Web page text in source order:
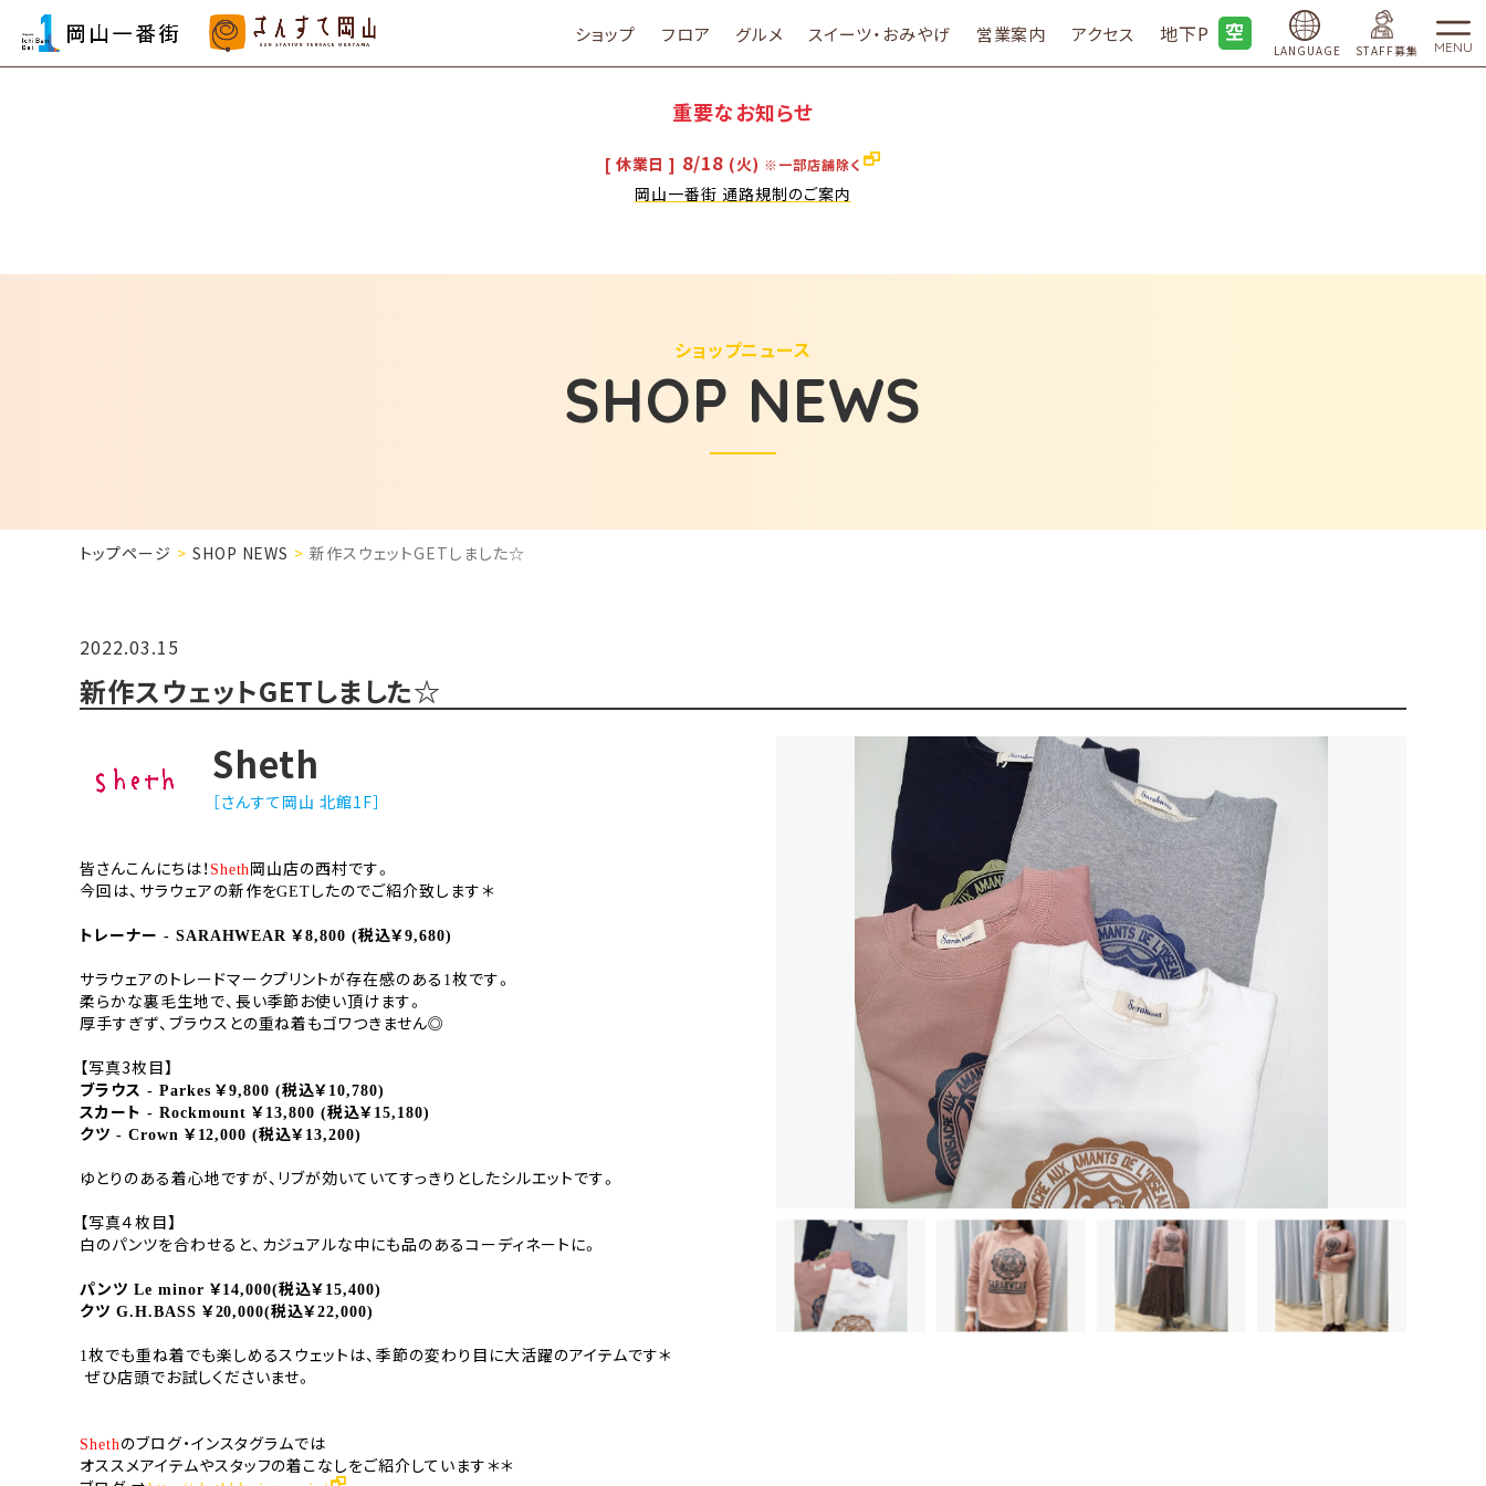
ショップ フロア グルメ スイーツ・おみやげ 営業案内 アクセス 地下P
LANGUAGE STAFF募集 MENU
重要なお知らせ
[ 休業日 ] 8/18 (火) ※一部店舗除く
岡山一番街 通路規制のご案内
SHOP NEWS
ショップニュース
トップページ SHOP NEWS 新作スウェットGETしました☆
2022.03.15
新作スウェットGETしました☆
Sheth
［さんすて岡山 北館1F］
皆さんこんにちは！ Sheth 岡山店の西村です。
今回は、サラウェアの新作をGET したのでご紹介致します＊
トレーナー - SARAHWEAR￥8,800 (税込￥9,680)
サラウェアのトレードマークプリントが存在感のある 1枚です。
柔らかな裏毛生地で、長い季節お使い頂けます。
厚手すぎず、ブラウスとの重ね着もゴワつきません◎
【写真3枚目】
ブラウス - Parkes￥9,800 (税込￥ 10,780)
スカート - Rockmount￥ 13,800 (税込￥ 15,180)
クツ - Crown ￥ 12,000 (税込￥ 13,200)
ゆとりのある着心地ですが、リブが効いていてすっきりとしたシルエットです。
【写真４枚目】
白のパンツを合わせると、カジュアルな中にも品のあるコーディネートに。
パンツ Le minor ￥14,000(税込￥ 15,400)
クツ G.H.BASS ￥20,000(税込￥22,000)
1 枚でも重ね着でも楽しめるスウェットは、季節の変わり目に大活躍のアイテムです＊
ぜひ店頭でお試しくださいませ。
Sheth のブログ・インスタグラムでは
オススメアイテムやスタッフの着こなしをご紹介しています＊＊